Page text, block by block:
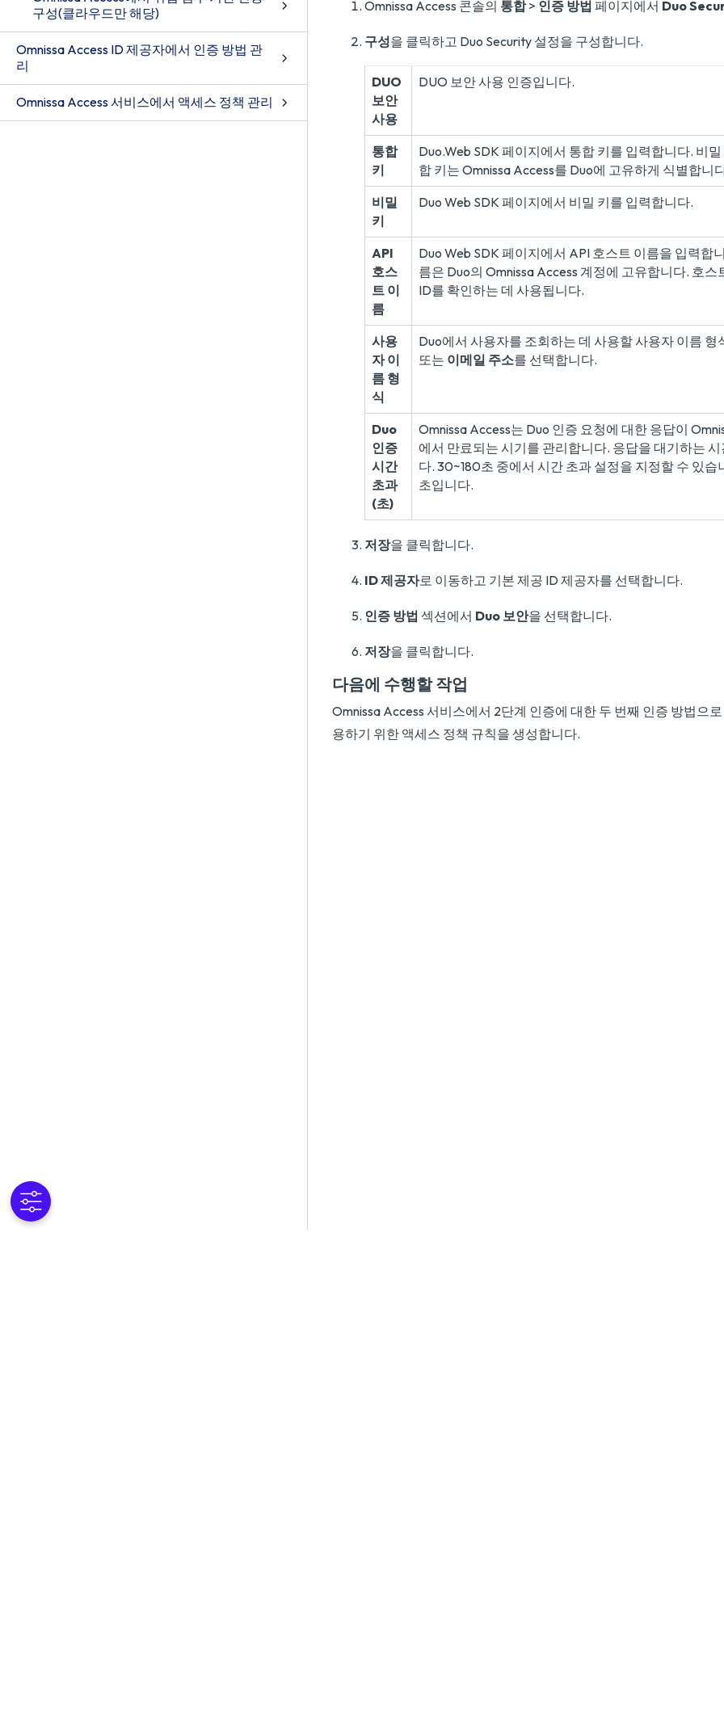
구성(클라우드만 해당)
Omnissa Access ID 제공자에서 인증 방법 관
리
Omnissa Access 서비스에서 액세스 정책 관리
Omnissa Access 콘솔의 통합> 인증 방법 페이지에서 Duo
구성을 클릭하고 Duo Security 설정을 구성합니다.
DUO
보안
사용
DUO 보안 사용 인증입니다.
통합
키
Duo.Web SDK 페이지에서 통합 키를 입력합니다. 비
합 키는 Omnissa Access를 Duo에 고유하게 식별합니
비밀
키
Duo Web SDK 페이지에서 비밀 키를 입력합니다.
API
호스
트 이
름
Duo Web SDK 페이지에서 API 호스트 이름을 입력합
름은 Duo의 Omnissa Access 계정에 고유합니다. 호스
ID를 확인하는 데 사용됩니다.
사용
자 이
름 형
식
Duo에서 사용자를 조회하는 데 사용할 사용자 이름 형
또는 이메일 주소를 선택합니다.
Duo
인증
시간
초과
(초)
Omnissa Access는 Duo 인증 요청에 대한 응답이
에서 만료되는 시기를 관리합니다. 응답을 대기하는
다. 30~180초 중에서 시간 초과 설정을 지정할 수 있습
초입니다.
저장을 클릭합니다.
ID 제공자로 이동하고 기본 제공 ID 제공자를 선택합니다.
인증 방법 섹션에서 Duo 보안을 선택합니다.
저장을 클릭합니다.
다음에 수행할 작업
Omnissa Access 서비스에서 2단계 인증에 대한 두 번째 인증 방법으
용하기 위한 액세스 정책 규칙을 생성합니다.